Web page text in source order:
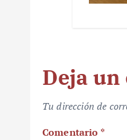
Deja
Tu dirección de
Comentario *